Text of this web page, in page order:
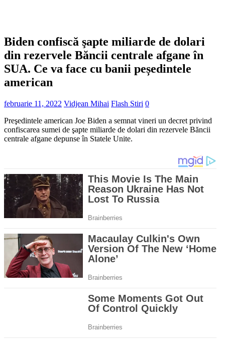
Biden confiscă şapte miliarde de dolari
din rezervele Băncii centrale afgane în
SUA. Ce va face cu banii peședintele
american
februarie 11, 2022 Vidjean Mihai Flash Stiri 0
Preşedintele american Joe Biden a semnat vineri un decret privind
confiscarea sumei de şapte miliarde de dolari din rezervele Băncii
centrale afgane depunse în Statele Unite.